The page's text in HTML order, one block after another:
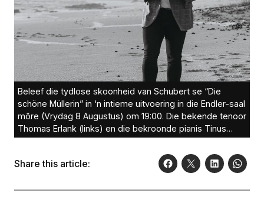
Beleef die tydlose skoonheid van Schubert se “Die
schöne Müllerin” in ‘n intieme uitvoering in die Endler-saal
môre (Vrydag 8 Augustus) om 19:00. Die bekende tenoor
Thomas Erlank (links) en die bekroonde pianis Tinus
Botha (regs) bring hierdie geliefde liedsiklus met
emosionele diepte en liriese nuanses tot lewe. Reis
saam deur die meulenaar se verhaal van liefde, verlange
melodieë en beeldryke poësie. Sluit gerus by die Endler-
Share this article: